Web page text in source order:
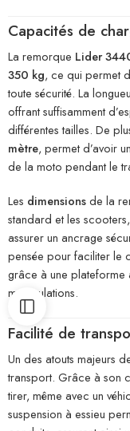
Capacités de
La remorque Lider
350 kg, ce qui permet
toute sécurité. La
offrant suffisamment
différentes tailles. De
mètre, permet d’avoir
de la moto pendant le
Les dimensionsde la
standard et les
assurer un ancrage
pensée pour faciliter le
grâce à une plateforme
manipulations.
Facilité de
Un des atouts majeurs
transport. Grâce à son
tirer, même avec un
suspension à essieu